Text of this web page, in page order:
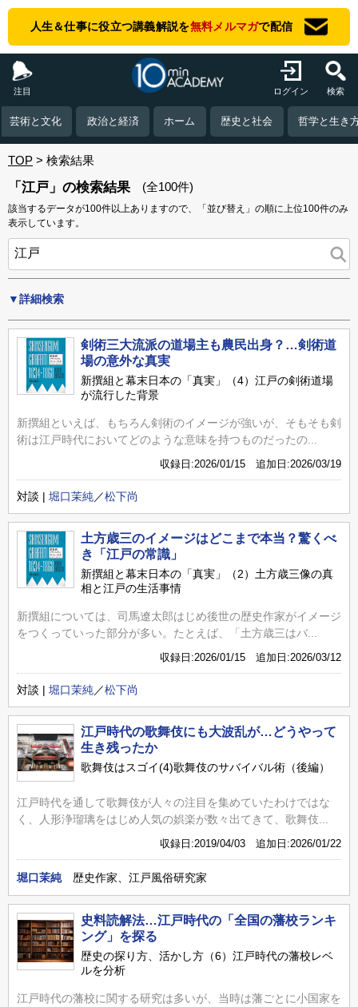
人生＆仕事に役立つ講義解説を無料メルマガで配信
注目 ログイン 検索
芸術と文化 政治と経済 ホーム 歴史と社会 哲学と生き
TOP 検索結果
「江戸」の検索結果 (全100件)
該当するデータが100件以上ありますので、「並び替え」の順に上位100件のみ
表示しています。
▼詳細検索
剣術三大流派の道場主も農民出身？…剣術道
場の意外な真実
新撰組と幕末日本の「真実」（4）江戸の剣術道場
が流行した背景
新撰組といえば、もちろん剣術のイメージが強いが、そもそも剣
術は江戸時代においてどのような意味を持つものだったの...
収録日:2026/01/15 追加日:2026/03/19
対談 | 堀口茉純／松下尚
土方歳三のイメージはどこまで本当？驚くべ
き「江戸の常識」
新撰組と幕末日本の「真実」（2）土方歳三像の真
相と江戸の生活事情
新撰組については、司馬遼太郎はじめ後世の歴史作家がイメージ
をつくっていった部分が多い。たとえば、「土方歳三はバ...
収録日:2026/01/15 追加日:2026/03/12
対談 | 堀口茉純／松下尚
江戸時代の歌舞伎にも大波乱が…どうやって
生き残ったか
歌舞伎はスゴイ(4)歌舞伎のサバイバル術（後編）
江戸時代を通して歌舞伎が人々の注目を集めていたわけではな
く、人形浄瑠璃をはじめ人気の娯楽が数々出てきて、歌舞伎...
収録日:2019/04/03 追加日:2026/01/22
堀口茉純 歴史作家、江戸風俗研究家
史料読解法…江戸時代の「全国の藩校ランキ
ング」を探る
歴史の探り方、活かし方（6）江戸時代の藩校レベ
ルを分析
江戸時代の藩校に関する研究は多いが、当時は藩ごとに小国家を